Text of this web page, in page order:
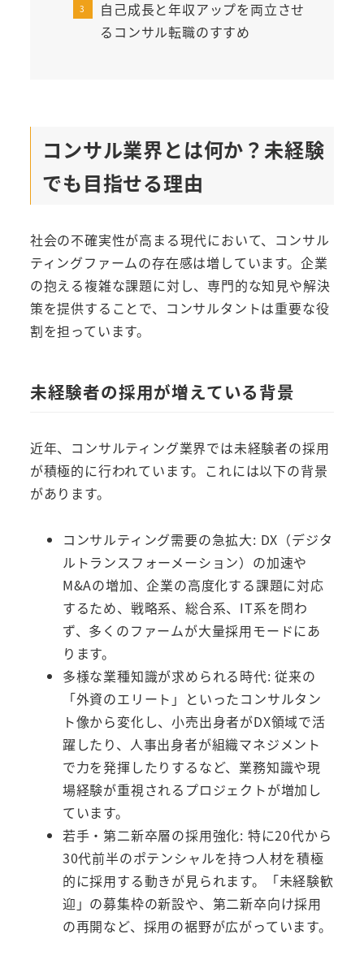
自己成長と年収アップを両立させ
るコンサル転職のすすめ
コンサル業界とは何か？未経験
でも目指せる理由
社会の不確実性が高まる現代において、コンサル
ティングファームの存在感は増しています。企業
の抱える複雑な課題に対し、専門的な知見や解決
策を提供することで、コンサルタントは重要な役
割を担っています。
未経験者の採用が増えている背景
近年、コンサルティング業界では未経験者の採用
が積極的に行われています。これには以下の背景
があります。
コンサルティング需要の急拡大: DX（デジタ
ルトランスフォーメーション）の加速や
M&Aの増加、企業の高度化する課題に対応
するため、戦略系、総合系、IT系を問わ
ず、多くのファームが大量採用モードにあ
ります。
多様な業種知識が求められる時代: 従来の
「外資のエリート」といったコンサルタン
ト像から変化し、小売出身者がDX領域で活
躍したり、人事出身者が組織マネジメント
で力を発揮したりするなど、業務知識や現
場経験が重視されるプロジェクトが増加し
ています。
若手・第二新卒層の採用強化: 特に20代から
30代前半のポテンシャルを持つ人材を積極
的に採用する動きが見られます。「未経験歓
迎」の募集枠の新設や、第二新卒向け採用
の再開など、採用の裾野が広がっています。